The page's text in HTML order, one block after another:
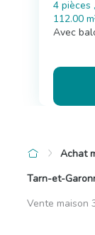
4 pièces
112.00
Avec
Achat
Tarn-et-
Vente maison